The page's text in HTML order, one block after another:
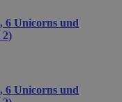
6 Unicorns und
2)
6 Unicorns und